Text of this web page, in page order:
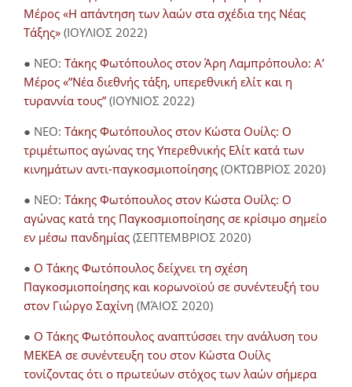
Μέρος «Η απάντηση των λαών στα σχέδια της Νέας
Τάξης» (ΙΟΥΛΙΟΣ 2022)
● NEO: Τάκης Φωτόπουλος στον Άρη Λαμπρόπουλο: Α’
Μέρος «”Νέα διεθνής τάξη, υπερεθνική ελίτ και η
τυραννία τους” (ΙΟΥΝΙΟΣ 2022)
● NEO: Τάκης Φωτόπουλος στον Κώστα Ουίλς: Ο
τριμέτωπος αγώνας της Υπερεθνικής Ελίτ κατά των
κινημάτων αντι-παγκοσμιοποίησης (ΟΚΤΩΒΡΙΟΣ 2020)
● NEO: Τάκης Φωτόπουλος στον Κώστα Ουίλς: Ο
αγώνας κατά της Παγκοσμιοποίησης σε κρίσιμο σημείο
εν μέσω πανδημίας (ΣΕΠΤΕΜΒΡΙΟΣ 2020)
● Ο Τάκης Φωτόπουλος δείχνει τη σχέση
Παγκοσμιοποίησης και κορωνοϊού σε συνέντευξή του
στον Γιώργο Σαχίνη (ΜΆΙΟΣ 2020)
● O Τάκης Φωτόπουλος αναπτύσσει την ανάλυση του
ΜΕΚΕΑ σε συνέντευξη του στον Κώστα Ουίλς
τονίζοντας ότι ο πρωτεύων στόχος των λαών σήμερα